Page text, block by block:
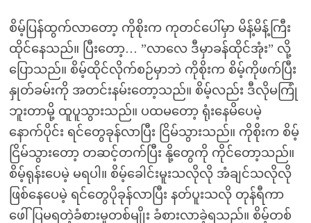
စိမ့်ပြန်ထွက်လာတော့ ကိုစိုးက ကုတင်ပေါ်မှာ မိန့်မိန့်ကြီး
ထိုင်နေသည်။ ပြီးတော့… ”လာလေ ဒီမှာခန်ထိုင်အုံး” လို့
ပြောသည်။ စိမ့်ထိုင်လိုက်စဉ်မှာဘဲ ကိုစိုးက စိမ့်ကိုဖက်ပြီး
နှုတ်ခမ်းကို အတင်းနမ်းတော့သည်။ စိမ့်လည်း ဒီလိုမကြုံ
ဘူးတာမို့ ထူပူသွားသည်။ ပထမတော့ ရုံးနေမိပေမဲ့
နောက်ပိုင်း ရင်တွေခုန်လာပြီး ငြိမ်သွားသည်။ ကိုစိုးက စိမ့်
ငြိမ်သွားတော့ တဆင့်တက်ပြီး နို့တွေကို ကိုင်တော့သည်။
စိမ့်ရုန်းပေမဲ့ မရပါ။ စိမ့်ခေါင်းမူးသလိုလို အံချင်သလိုလို
ဖြစ်နေပေမဲ့ ရင်တွေပိုခုန်လာပြီး နတ်ပူးသလို တုန်ရီကာ
ဖေါ်ပြမရတဲ့ခံစားမှုတစ်မျိုး ခံစားလာခဲ့ရသည်။ စိမ့်တစ်